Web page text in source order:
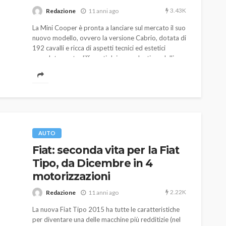
Redazione 11 anni ago 3.43K
La Mini Cooper è pronta a lanciare sul mercato il suo
nuovo modello, ovvero la versione Cabrio, dotata di
192 cavalli e ricca di aspetti tecnici ed estetici
completamente differenti dai precedenti modelli.
AUTO
Fiat: seconda vita per la Fiat
Tipo, da Dicembre in 4
motorizzazioni
Redazione 11 anni ago 2.22K
La nuova Fiat Tipo 2015 ha tutte le caratteristiche
per diventare una delle macchine più redditizie (nel
causa
580
Cambiare smartphone: se
hai la Partita IVA può farti
risparmiare sulle tasse
god 1 anno ago